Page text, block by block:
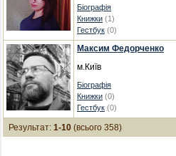
Біографія
Книжки (1)
Гестбук (0)
Максим Федорченко
м.Київ
Біографія
Книжки (0)
Гестбук (0)
Результат: 1-10 (всього 358)